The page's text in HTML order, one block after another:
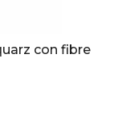
con fibre